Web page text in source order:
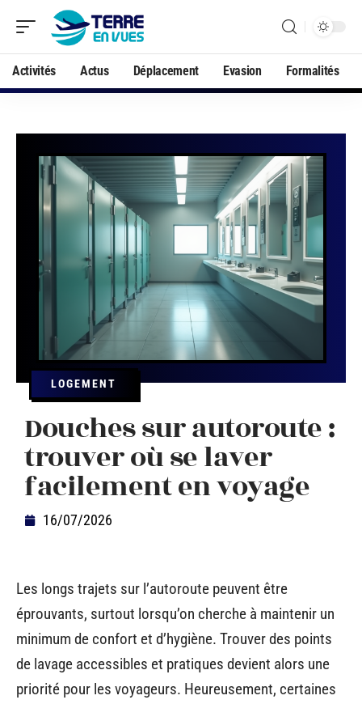
Activités Actus Déplacement Evasion Formalités
LOGEMENT
Douches sur autoroute :
trouver où se laver
facilement en voyage
16/07/2026
Les longs trajets sur l’autoroute peuvent être
éprouvants, surtout lorsqu’on cherche à maintenir un
minimum de confort et d’hygiène. Trouver des points
de lavage accessibles et pratiques devient alors une
priorité pour les voyageurs. Heureusement, certaines